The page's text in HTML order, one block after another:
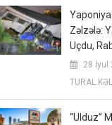
Zəlzələ:
Uçdu,
28 İyul
TURAL
“Ulduz”